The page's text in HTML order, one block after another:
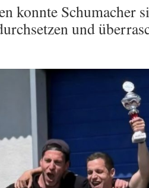
konnte Schumacher
und